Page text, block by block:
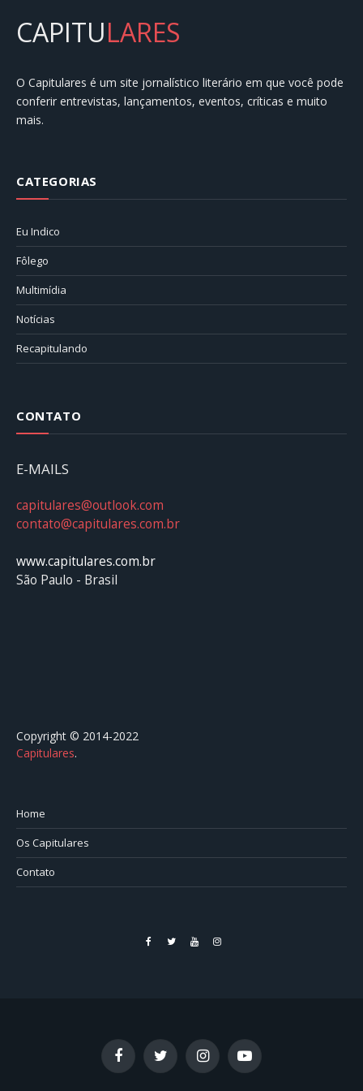
CAPITULARES
O Capitulares é um site jornalístico literário em que você pode
conferir entrevistas, lançamentos, eventos, críticas e muito
mais.
CATEGORIAS
Eu Indico
Fôlego
Multimídia
Notícias
Recapitulando
CONTATO
E-MAILS
capitulares@outlook.com
contato@capitulares.com.br
www.capitulares.com.br
São Paulo - Brasil
Copyright © 2014-2022
Capitulares.⠀⠀⠀⠀⠀⠀⠀⠀⠀⠀⠀⠀⠀⠀⠀⠀⠀⠀⠀⠀⠀⠀⠀⠀⠀⠀⠀
Home
Os Capitulares
Contato
FacebookTwitterYouTubeInstagram
FacebookTwitter InstagramYouTube